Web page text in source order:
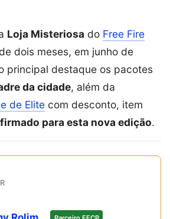
Loja Misteriosa do Free Fire
dois meses, em junho de
principal destaque os pacotes
da cidade, além da
de Elite com desconto, item
para esta nova edição.